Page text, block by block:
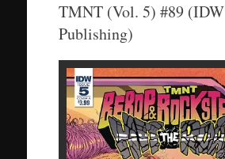
TMNT (Vol. 5) #89 (IDW
Publishing)